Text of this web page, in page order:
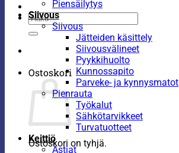
Etsi:
Ostoskori
Ostoskori on tyhjä.
Piensäilytys
Siivous
Siivous
Jätteiden käsittely
Siivousvälineet
Pyykkihuolto
Kunnossapito
Parveke- ja kynnysmatot
Pienrauta
Työkalut
Sähkötarvikkeet
Turvatuotteet
Keittiö
Astiat